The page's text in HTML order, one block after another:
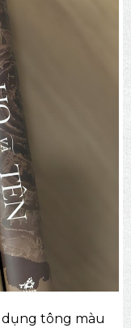
dụng tông màu